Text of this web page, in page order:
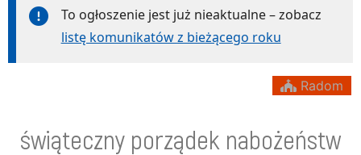
To ogłoszenie jest już nieaktualne – zobacz
listę komunikatów z bieżącego roku
Radom
świąteczny porządek nabożeństw